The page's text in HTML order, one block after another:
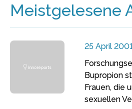
Meistgelesene
25 April
Bupropion
Frauen, die
sexuellen